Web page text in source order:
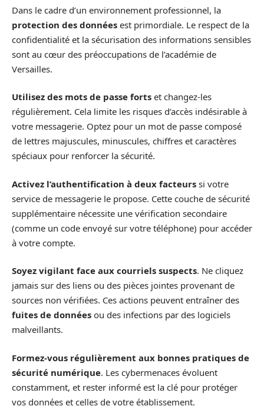
Dans le cadre d’un environnement professionnel, la
protection des données est primordiale. Le respect de la
confidentialité et la sécurisation des informations sensibles
sont au cœur des préoccupations de l’académie de
Versailles.
Utilisez des mots de passe forts et changez-les
régulièrement. Cela limite les risques d’accès indésirable à
votre messagerie. Optez pour un mot de passe composé
de lettres majuscules, minuscules, chiffres et caractères
spéciaux pour renforcer la sécurité.
Activez l’authentification à deux facteurs si votre
service de messagerie le propose. Cette couche de sécurité
supplémentaire nécessite une vérification secondaire
(comme un code envoyé sur votre téléphone) pour accéder
à votre compte.
Soyez vigilant face aux courriels suspects. Ne cliquez
jamais sur des liens ou des pièces jointes provenant de
sources non vérifiées. Ces actions peuvent entraîner des
fuites de données ou des infections par des logiciels
malveillants.
Formez-vous régulièrement aux bonnes pratiques de
sécurité numérique. Les cybermenaces évoluent
constamment, et rester informé est la clé pour protéger
vos données et celles de votre établissement.